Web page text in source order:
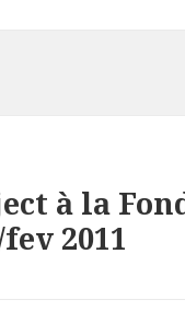
à la
2011